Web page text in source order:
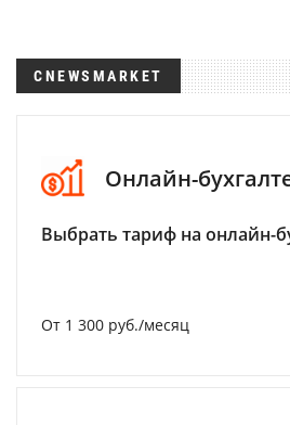
CNEWSMARKET
Онлайн-
Выбрать тариф на онлайн-
От 1 300 руб./месяц